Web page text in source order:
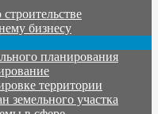
бизнесу
планирования
территории
земельного участка